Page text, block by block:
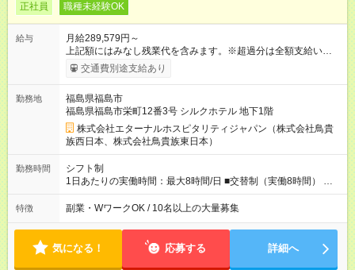
正社員 職種未経験OK
給与
月給289,579円～
上記額にはみなし残業代を含みます。※超過分は全額支給いたし
ます。 みなし残業代 49,699円 以上／月 みなし残業時間 30時間
／月 定額深夜手当（60時間、1万9880円～）含む。 それぞれ
未経験スタートのメンバーも多いです。 ◎上司との距離が近
く、困ったことがあってもマネージャーにすぐ相談できます。
◎女性活躍中！女性管理職登用実績あり！ ◎月1回エリア会議あ
り。社長が直接、目標や方針を発表します。 ⇒各店舗の好事例
を知れるなど、刺激がたくさん 【試用期間】試用期間なし
交通費別途支給あり
勤務地
福島県福島市
福島県福島市栄町12番3号 シルクホテル 地下1階
株式会社エターナルホスピタリティジャパン（株式会社鳥貴
族西日本、株式会社鳥貴族東日本）
勤務時間
シフト制
1日あたりの実働時間：最大8時間/日 ■交替制（実働8時間） ▼
シフト例 ○16：00～翌2：00 ○20：00～翌6：00 ※営業時間は店
舗による。 ＜無断残業は絶対禁止！＞ どうしても必要な時は、
すが、これをゼロにするのが目標の一つです。
特徴 副業・WワークOK / 10名以上の大量募集
気になる！ 応募する 詳細へ